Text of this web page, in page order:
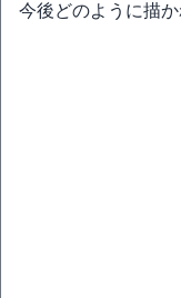
今後どのように描か